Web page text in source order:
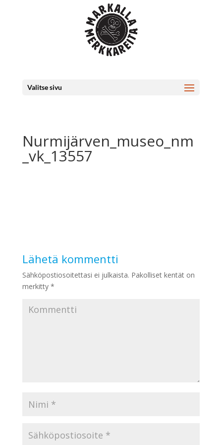
Valitse sivu
Nurmijärven_museo_nm
_vk_13557
Lähetä kommentti
Sähköpostiosoitettasi ei julkaista. Pakolliset kentät on
merkitty *